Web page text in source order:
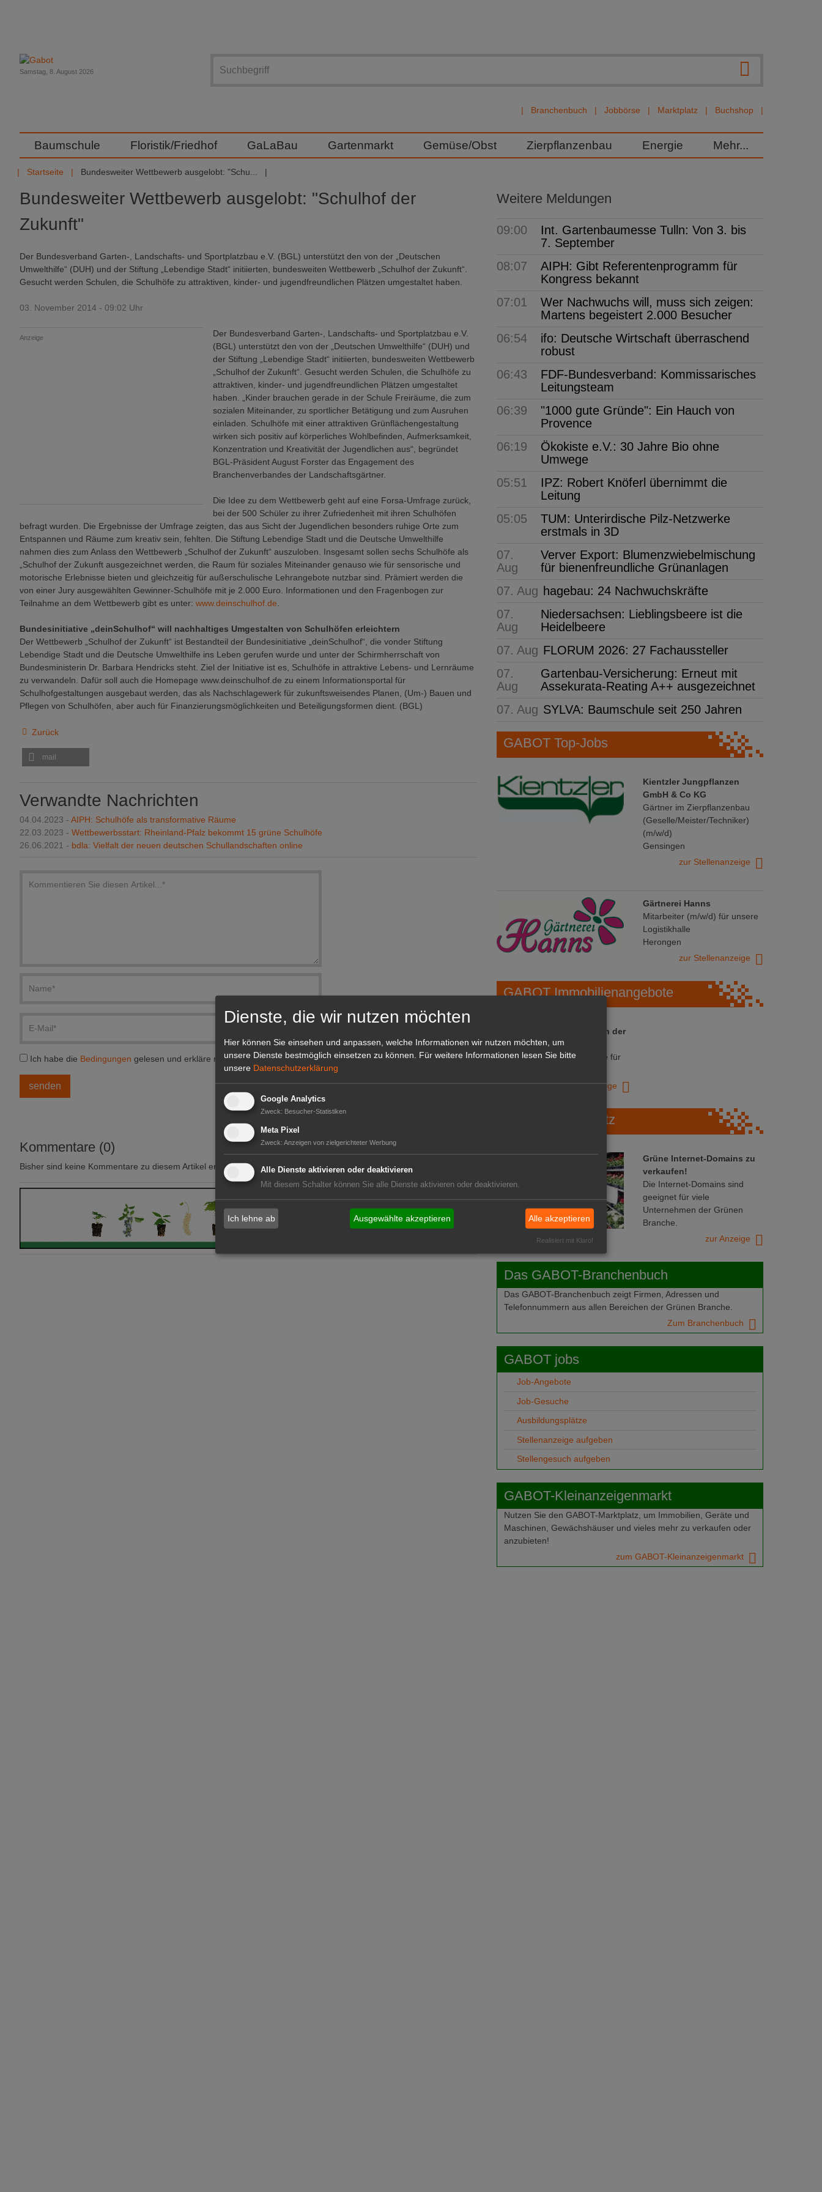
Branchenbuch Jobbörse Marktplatz Buchshop
Samstag, 8. August 2026
Baumschule Floristik/Friedhof GaLaBau Gartenmarkt Gemüse/Obst Zierpflanzenbau Energie Mehr...
Startseite Bundesweiter Wettbewerb ausgelobt: "Schu...
Bundesweiter Wettbewerb ausgelobt: "Schulhof der
Zukunft"
Der Bundesverband Garten-, Landschafts- und Sportplatzbau e.V. (BGL) unterstützt den von der „Deutschen
Umwelthilfe“ (DUH) und der Stiftung „Lebendige Stadt“ initiierten, bundesweiten Wettbewerb „Schulhof der Zukunft“.
Gesucht werden Schulen, die Schulhöfe zu attraktiven, kinder- und jugendfreundlichen Plätzen umgestaltet haben.
03. November 2014 - 09:02 Uhr
Anzeige
Der Bundesverband Garten-, Landschafts- und Sportplatzbau e.V.
(BGL) unterstützt den von der „Deutschen Umwelthilfe“ (DUH) und
der Stiftung „Lebendige Stadt“ initiierten, bundesweiten Wettbewerb
„Schulhof der Zukunft“. Gesucht werden Schulen, die Schulhöfe zu
attraktiven, kinder- und jugendfreundlichen Plätzen umgestaltet
haben. „Kinder brauchen gerade in der Schule Freiräume, die zum
sozialen Miteinander, zu sportlicher Betätigung und zum Ausruhen
einladen. Schulhöfe mit einer attraktiven Grünflächengestaltung
wirken sich positiv auf körperliches Wohlbefinden, Aufmerksamkeit,
Konzentration und Kreativität der Jugendlichen aus“, begründet
BGL-Präsident August Forster das Engagement des
Branchenverbandes der Landschaftsgärtner.
Die Idee zu dem Wettbewerb geht auf eine Forsa-Umfrage zurück,
bei der 500 Schüler zu ihrer Zufriedenheit mit ihren Schulhöfen
befragt wurden. Die Ergebnisse der Umfrage zeigten, das aus Sicht der Jugendlichen besonders ruhige Orte zum
Entspannen und Räume zum kreativ sein, fehlten. Die Stiftung Lebendige Stadt und die Deutsche Umwelthilfe
nahmen dies zum Anlass den Wettbewerb „Schulhof der Zukunft“ auszuloben. Insgesamt sollen sechs Schulhöfe als
„Schulhof der Zukunft ausgezeichnet werden, die Raum für soziales Miteinander genauso wie für sensorische und
motorische Erlebnisse bieten und gleichzeitig für außerschulische Lehrangebote nutzbar sind. Prämiert werden die
von einer Jury ausgewählten Gewinner-Schulhöfe mit je 2.000 Euro. Informationen und den Fragenbogen zur
Teilnahme an dem Wettbewerb gibt es unter: www.deinschulhof.de
Bundesinitiative „deinSchulhof“ will nachhaltiges Umgestalten von Schulhöfen erleichtern
Der Wettbewerb „Schulhof der Zukunft“ ist Bestandteil der Bundesinitiative „deinSchulhof“, die vonder Stiftung
Lebendige Stadt und die Deutsche Umwelthilfe ins Leben gerufen wurde und unter der Schirmherrschaft von
Bundesministerin Dr. Barbara Hendricks steht. Ziel der Initiative ist es, Schulhöfe in attraktive Lebens- und Lernräume
zu verwandeln. Dafür soll auch die Homepage www.deinschulhof.de zu einem Informationsportal für
Schulhofgestaltungen ausgebaut werden, das als Nachschlagewerk für zukunftsweisendes Planen, (Um-) Bauen und
Pflegen von Schulhöfen, aber auch für Finanzierungsmöglichkeiten und Beteiligungsformen dient. (BGL)
Zurück
mail
Verwandte Nachrichten
04.04.2023 - AIPH: Schulhöfe als transformative Räume
22.03.2023 - Wettbewerbsstart: Rheinland-Pfalz bekommt 15 grüne Schulhöfe
26.06.2021 - bdla: Vielfalt der neuen deutschen Schullandschaften online
Ich habe die Bedingungen gelesen und erkläre mich einverstanden.
Kommentare (0)
Bisher sind keine Kommentare zu diesem Artikel erstellt worden.
Weitere Meldungen
09:00
Int. Gartenbaumesse Tulln: Von 3. bis
7. September
08:07
AIPH: Gibt Referentenprogramm für
Kongress bekannt
07:01
Wer Nachwuchs will, muss sich zeigen:
Martens begeistert 2.000 Besucher
06:54
ifo: Deutsche Wirtschaft überraschend
robust
06:43
FDF-Bundesverband: Kommissarisches
Leitungsteam
06:39
"1000 gute Gründe": Ein Hauch von
Provence
06:19
Ökokiste e.V.: 30 Jahre Bio ohne
Umwege
05:51
IPZ: Robert Knöferl übernimmt die
Leitung
05:05
TUM: Unterirdische Pilz-Netzwerke
erstmals in 3D
07.
Aug
Verver Export: Blumenzwiebelmischung
für bienenfreundliche Grünanlagen
07. Aug hagebau: 24 Nachwuchskräfte
07.
Aug
Niedersachsen: Lieblingsbeere ist die
Heidelbeere
07. Aug FLORUM 2026: 27 Fachaussteller
07.
Aug
Gartenbau-Versicherung: Erneut mit
Assekurata-Reating A++ ausgezeichnet
07. Aug SYLVA: Baumschule seit 250 Jahren
GABOT Top-Jobs
Kientzler Jungpflanzen
GmbH & Co KG
Gärtner im Zierpflanzenbau
(Geselle/Meister/Techniker)
(m/w/d)
Gensingen
zur Stellenanzeige
Gärtnerei Hanns
Mitarbeiter (m/w/d) für unsere
Logistikhalle
Herongen
zur Stellenanzeige
GABOT Immobilienangebote
1A-Lage, ihre Chance in der
grünen Branche
Repräsentative Immobilie für
zur Anzeige
GABOT Marktplatz
Grüne Internet-Domains zu
verkaufen!
Die Internet-Domains sind
geeignet für viele
Unternehmen der Grünen
Branche.
zur Anzeige
Das GABOT-Branchenbuch
Das GABOT-Branchenbuch zeigt Firmen, Adressen und
Telefonnummern aus allen Bereichen der Grünen Branche.
Zum Branchenbuch
GABOT jobs
Job-Angebote
Job-Gesuche
Ausbildungsplätze
Stellenanzeige aufgeben
Stellengesuch aufgeben
GABOT-Kleinanzeigenmarkt
Nutzen Sie den GABOT-Marktplatz, um Immobilien, Geräte und
Maschinen, Gewächshäuser und vieles mehr zu verkaufen oder
anzubieten!
zum GABOT-Kleinanzeigenmarkt
Dienste, die wir nutzen möchten
Hier können Sie einsehen und anpassen, welche Informationen wir nutzen möchten, um
unsere Dienste bestmöglich einsetzen zu können.
Für weitere Informationen lesen Sie bitte
unsere Datenschutzerklärung
Google Analytics
Zweck: Besucher-Statistiken
Meta Pixel
Zweck: Anzeigen von zielgerichteter Werbung
Alle Dienste aktivieren oder deaktivieren
Mit diesem Schalter können Sie alle Dienste aktivieren oder deaktivieren.
Ich lehne ab Ausgewählte akzeptieren Alle akzeptieren
Realisiert mit Klaro!